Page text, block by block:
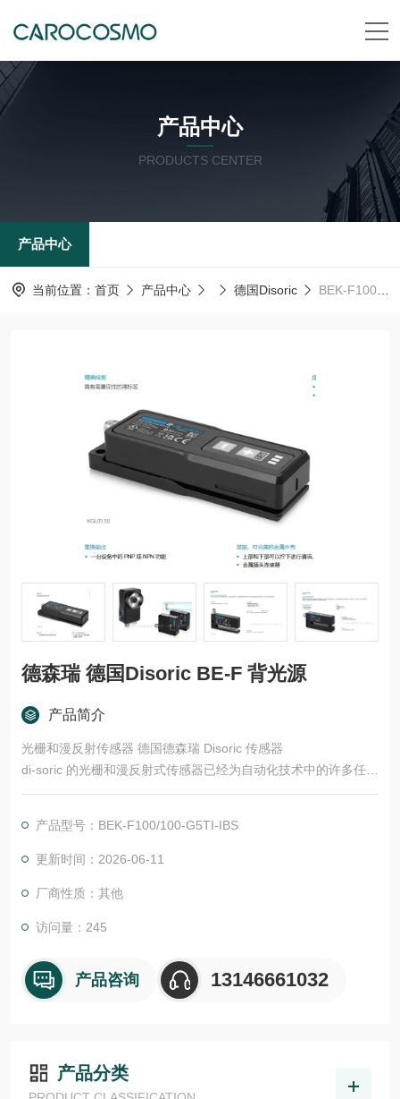
产品中心
PRODUCTS CENTER
产品中心
当前位置： 首页 产品中心 德国Disoric BEK-F100/100-G5TI-IBS德森瑞 德国Disoric BE-F 背光源
德森瑞 德国Disoric BE-F 背光源
产品简介
光栅和漫反射传感器 德国德森瑞 Disoric 传感器
di-soric 的光栅和漫反射式传感器已经为自动化技术中的许多任务
领域开发了多种型号和功能原理。这些产品适用于快速、安全的
器.LHT 41 M 0.2 G3-T3德国德森瑞 DISORIC传感器Disoric德森
瑞 德森瑞 德国Disoric BE-F 背光源
产品型号：BEK-F100/100-G5TI-IBS
更新时间：2026-06-11
厂商性质：其他
访问量：245
产品咨询 13146661032
产品分类